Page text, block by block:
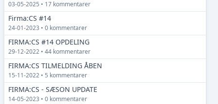
03-05-2025 • 17 kommentarer
Firma:CS #14
24-01-2023 • 0 kommentarer
FIRMA:CS #14 OPDELING
29-12-2022 • 44 kommentarer
FIRMA:CS TILMELDING ÅBEN
15-11-2022 • 5 kommentarer
FIRMA:CS - SÆSON UPDATE
14-05-2023 • 0 kommentarer